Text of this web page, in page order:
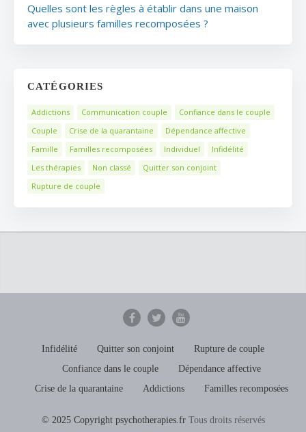
Quelles sont les règles à établir dans une maison
avec plusieurs familles recomposées ?
CATÉGORIES
Addictions Communication couple
Confiance dans le couple
Couple
Crise de la quarantaine
Dépendance affective
Famille
Familles recomposées Individuel
Infidélité
Les thérapies
Non classé
Quitter son conjoint
Rupture de couple
Infidélité Quitter son conjoint
Rupture de couple
Confiance dans le couple
Dépendance affective
Crise de la quarantaine
Addictions Familles recomposées
© 2025 Copyright psychotherapies.frTous droits réservés